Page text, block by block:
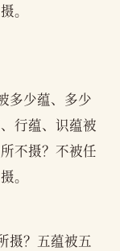
。
多少蕴、多少
行蕴、识蕴被
不摄？不被任
。
摄？五蕴被五